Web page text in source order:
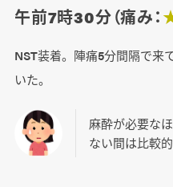
午前7時30分（痛み：
NST装着。陣痛5分間隔で来
いた。
麻酔が必要な
ない間は比較